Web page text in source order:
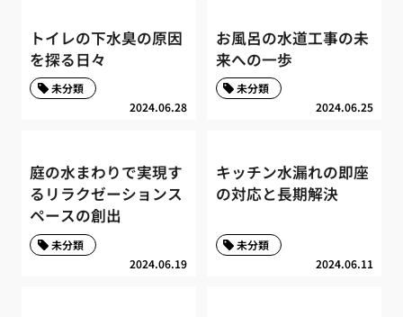
トイレの下水臭の原因
を探る日々
2024.06.28
未分類
お風呂の水道工事の未
来への一歩
2024.06.25
未分類
庭の水まわりで実現す
るリラクゼーションス
ペースの創出
2024.06.19
未分類
キッチン水漏れの即座
の対応と長期解決
2024.06.11
未分類